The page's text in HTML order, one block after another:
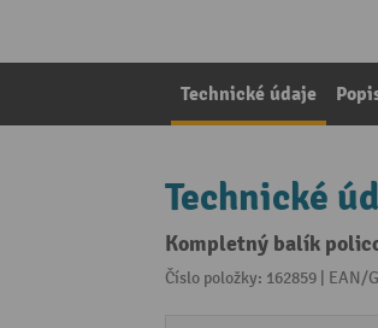
Technické údaje
Technické
Kompletný balík
Číslo položky: 162859 | EAN/